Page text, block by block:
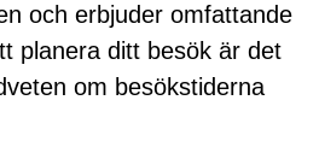
och erbjuder omfattande
planera ditt besök är det
om besökstiderna